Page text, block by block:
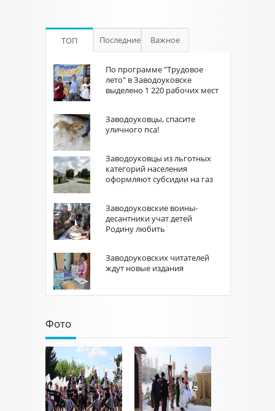
ТОП Последние Важное
По программе "Трудовое
лето" в Заводоуковске
выделено 1 220 рабочих мест
Заводоуковцы, спасите
уличного пса!
Заводоуковцы из льготных
категорий населения
оформляют субсидии на газ
Заводоуковские воины-
десантники учат детей
Родину любить
Заводоуковских читателей
ждут новые издания
Фото